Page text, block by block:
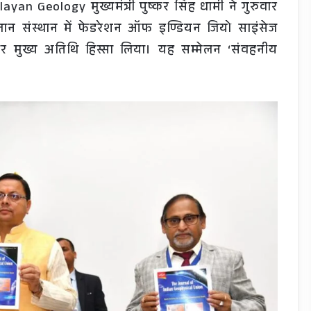
Geology मुख्यमंत्री पुष्कर सिंह धामी ने गुरुवार
संस्थान में फेडरेशन ऑफ इण्डियन जियो साइंसेज
मुख्य अतिथि हिस्सा लिया। यह सम्मेलन ‘संवहनीय